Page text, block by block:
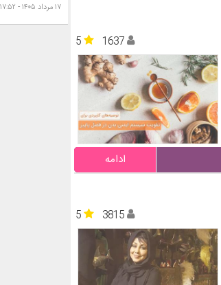
5
1637
ادامه
5
3815
۱۷ مرداد ۱۴۰۵ - ۱۷:۵۲